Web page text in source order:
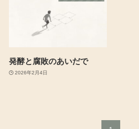
発酵と腐敗のあいだで
2026年2月4日